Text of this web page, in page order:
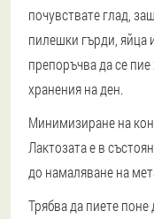
почувствате глад,
пилешки гърди, яйца
препоръчва да се
хранения на ден.
Минимизиране на
Лактозата е в
до намаляване на
Трябва да пиете